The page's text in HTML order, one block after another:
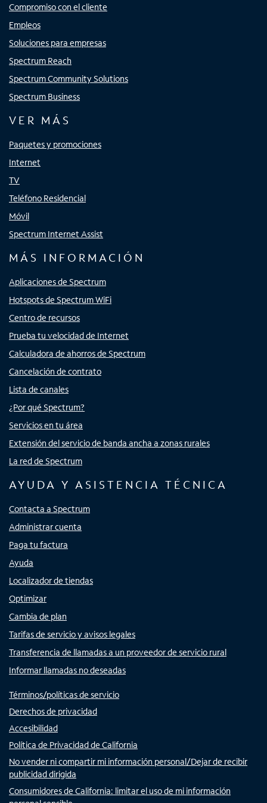
Compromiso con el cliente
Empleos
Soluciones para empresas
Spectrum Reach
Spectrum Community Solutions
Spectrum Business
VER MÁS
Paquetes y promociones
Internet
TV
Teléfono Residencial
Móvil
Spectrum Internet Assist
MÁS INFORMACIÓN
Aplicaciones de Spectrum
Hotspots de Spectrum WiFi
Centro de recursos
Prueba tu velocidad de Internet
Calculadora de ahorros de Spectrum
Cancelación de contrato
Lista de canales
¿Por qué Spectrum?
Servicios en tu área
Extensión del servicio de banda ancha a zonas rurales
La red de Spectrum
AYUDA Y ASISTENCIA TÉCNICA
Contacta a Spectrum
Administrar cuenta
Paga tu factura
Ayuda
Localizador de tiendas
Optimizar
Cambia de plan
Tarifas de servicio y avisos legales
Transferencia de llamadas a un proveedor de servicio rural
Informar llamadas no deseadas
Términos/políticas de servicio
Derechos de privacidad
Accesibilidad
Política de Privacidad de California
No vender ni compartir mi información personal/Dejar de recibir
publicidad dirigida
Consumidores de California: limitar el uso de mi información